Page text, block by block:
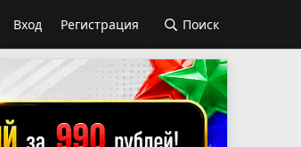
Вход Регистрация Поиск